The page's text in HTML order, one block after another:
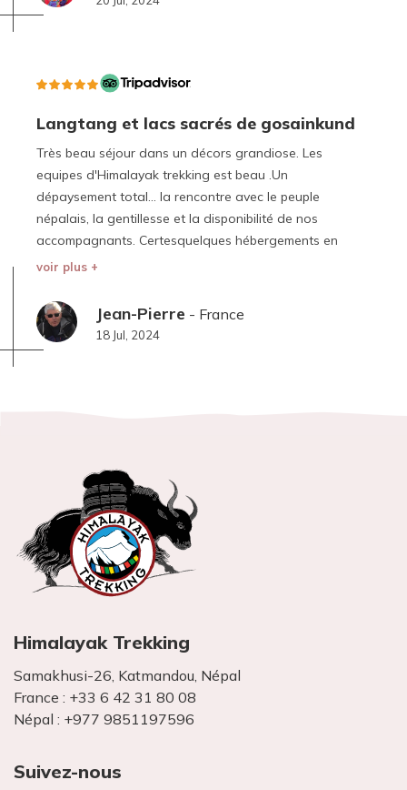
marche étaient vraiment magnifiques et agréables. J’ai
Mais aussi Swanta et ses rizières, mais aussi les
sensation de repos.
Langtang et lacs sacrés de gosainkund
Très beau séjour dans un décors grandiose. Les
equipes d'Himalayak trekking est beau .Un
dépaysement total... la rencontre avec le peuple
népalais, la gentillesse et la disponibilité de nos
accompagnants. Certesquelques hébergements en
haute montagne étaient vraiment rudimentaires, mais
habitants de cette vallée. L'ascension du TSERGO RI
(4984 m), le jour 7, fut mon étape préférée, avec un
panorama à couper le souffle, et une météo super.
voir plus +
Jean-Pierre - France
18 Jul, 2024
Himalayak Trekking
Samakhusi-26, Katmandou, Népal
France : +33 6 42 31 80 08
Népal : +977 9851197596
Suivez-nous